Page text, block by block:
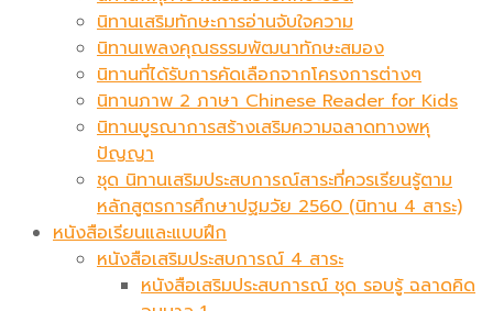
นิทานเสริมทักษะการอ่านจับใจความ
นิทานเพลงคุณธรรมพัฒนาทักษะสมอง
นิทานที่ได้รับการคัดเลือกจากโครงการต่างๆ
นิทานภาพ 2 ภาษา Chinese Reader for Kids
นิทานบูรณาการสร้างเสริมความฉลาดทางพหุ
ปัญญา
ชุด นิทานเสริมประสบการณ์สาระที่ควรเรียนรู้ตาม
หลักสูตรการศึกษาปฐมวัย 2560 (นิทาน 4 สาระ)
หนังสือเรียนและแบบฝึก
หนังสือเสริมประสบการณ์ 4 สาระ
หนังสือเสริมประสบการณ์ ชุด รอบรู้ ฉลาดคิด